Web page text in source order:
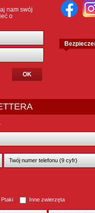
nam swój
o
Ptaki Inne zwierzęta